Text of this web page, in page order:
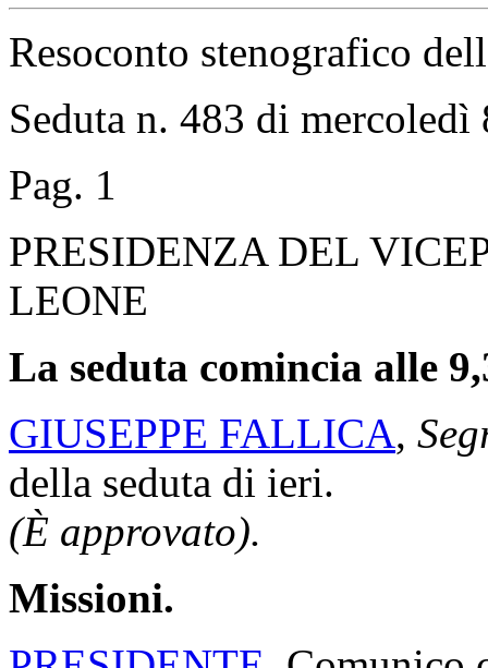
Resoconto stenografico
Seduta n. 483 di
Pag. 1
PRESIDENZA DEL
LEONE
La seduta comincia alle
GIUSEPPE FALLICA,
della seduta di ieri.
(È approvato).
Missioni.